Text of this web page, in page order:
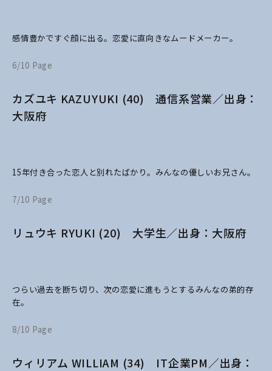
感情豊かですぐ顔に出る。恋愛に直向きなムードメーカー。
6/10 Page
カズユキ KAZUYUKI (40) 通信系営業／出身：
大阪府
15年付き合った恋人と別れたばかり。みんなの優しいお兄さん。
7/10 Page
リュウキ RYUKI (20) 大学生／出身：大阪府
つらい過去を断ち切り、次の恋愛に進もうとするみんなの弟的存
在。
8/10 Page
ウィリアム WILLIAM (34) IT企業PM／出身：